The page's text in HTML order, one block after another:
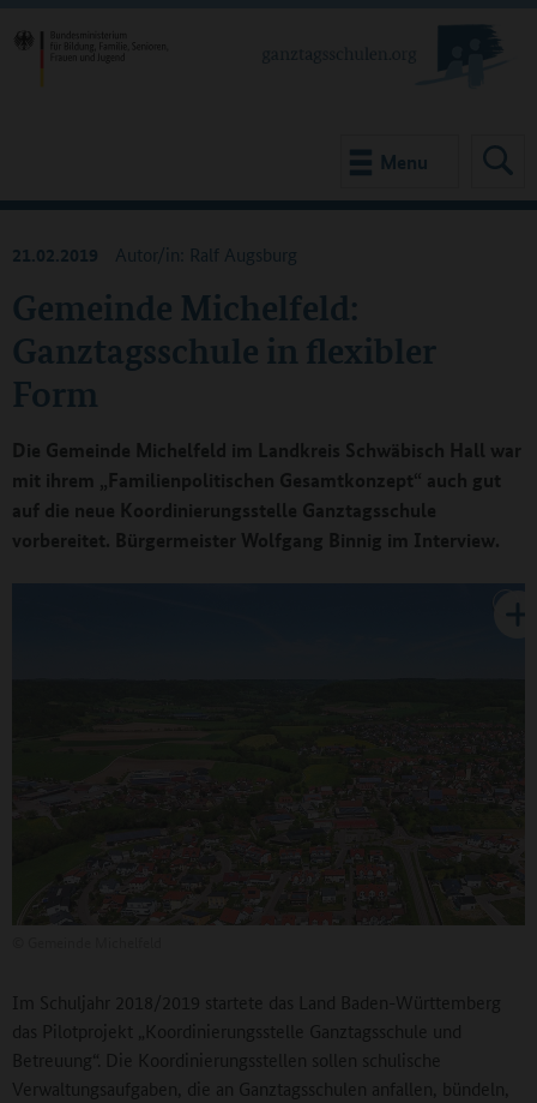
Menu
Gemeinde Michelfeld:
Ganztagsschule in flexibler
Form
21.02.2019 Autor/in: Ralf Augsburg
Die Gemeinde Michelfeld im Landkreis Schwäbisch Hall war
mit ihrem „Familienpolitischen Gesamtkonzept“ auch gut
auf die neue Koordinierungsstelle Ganztagsschule
vorbereitet. Bürgermeister Wolfgang Binnig im Interview.
Im Schuljahr 2018/2019 startete das Land Baden-Württemberg
das Pilotprojekt „Koordinierungsstelle Ganztagsschule und
Betreuung“. Die Koordinierungsstellen sollen schulische
Verwaltungsaufgaben, die an Ganztagsschulen anfallen, bündeln,